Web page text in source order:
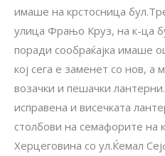
имаше на крстосница
улица Фрањо Круз, на к-ца
поради сообраќајка имаше
кој сега е заменет со нов, а
возачки и пешачки
исправена и висечката
столбови на семафорите на
Херцеговина со ул.Ќемал